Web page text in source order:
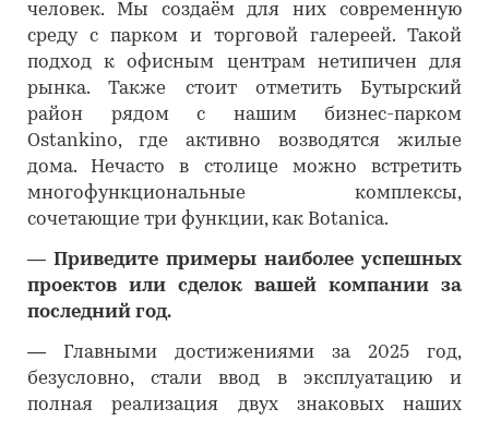
человек. Мы создаём для них современную
среду с парком и торговой галереей. Такой
подход к офисным центрам нетипичен для
рынка. Также стоит отметить Бутырский
район рядом с нашим бизнес-парком
Ostankino, где активно возводятся жилые
дома. Нечасто в столице можно встретить
многофункциональные комплексы,
сочетающие три функции, как Botanica.
― Приведите примеры наиболее успешных
проектов или сделок вашей компании за
последний год.
― Главными достижениями за 2025 год,
безусловно, стали ввод в эксплуатацию и
полная реализация двух знаковых наших